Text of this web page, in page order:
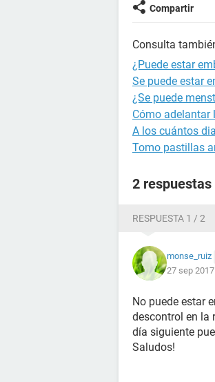
Compartir
Consulta
¿Puede estar
Se puede estar
¿Se puede
Cómo adelantar
A los cuántos
Tomo pastillas
2 respuestas
RESPUESTA 1 / 2
monse_ruiz
27 sep
No puede estar
descontrol en la
día siguiente
Saludos!